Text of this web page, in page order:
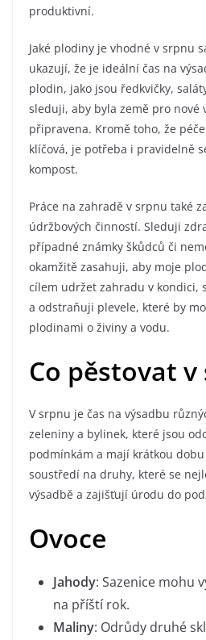
produktivní.
Jaké plodiny je vhodné v srpnu
ukazují, že je ideální čas na
plodin, jako jsou ředkvičky,
sleduji, aby byla země pro nové
připravena. Kromě toho, že
klíčová, je potřeba i pravidelně
kompost.
Práce na zahradě v srpnu také
údržbových činností. Sleduji
případné známky škůdců či
okamžitě zasahuji, aby moje
cílem udržet zahradu v kondici,
a odstraňuji plevele, které by
plodinami o živiny a vodu.
Co pěstovat
V srpnu je čas na výsadbu
zeleniny a bylinek, které jsou
podmínkám a mají krátkou
soustředí na druhy, které se
výsadbě a zajišťují úrodu do
Ovoce
Jahody: Sazenice mohu
na příští rok.
Maliny: Odrůdy druhé